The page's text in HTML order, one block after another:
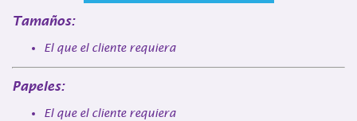
Tamaños:
El que el cliente requiera
Papeles:
El que el cliente requiera